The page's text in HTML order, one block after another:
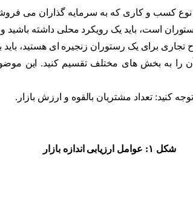
به نوع کسب و کاری که به سرمایه گذاران می
است، باید یک رویکرد محلی داشته باشید
برای یک رستوران زنجیره ای هستید، باید
را به بخش های مختلف تقسیم کنید. این
توجه کنید: تعداد مشتریان بالقوه و ارزش بازار.
شکل ۱: عوامل ارزیابی اندازه بازار